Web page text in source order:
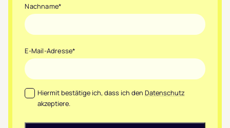
Nachname*
E-Mail-Adresse*
Datenschutz*
Hiermit bestätige ich, dass ich den Datenschutz
akzeptiere.